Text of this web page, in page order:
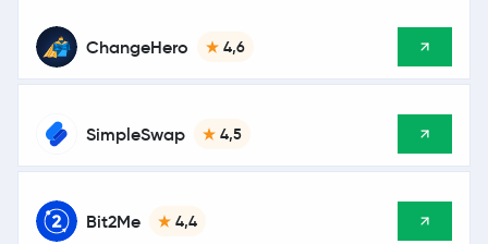
ChangeHero 4,6
SimpleSwap 4,5
Bit2Me 4,4